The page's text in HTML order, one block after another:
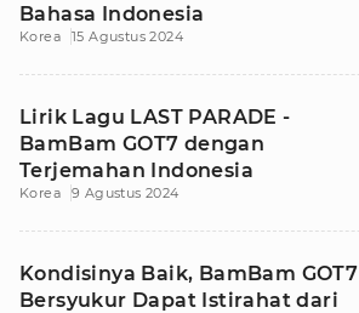
Bahasa Indonesia
Korea 15 Agustus 2024
Lirik Lagu LAST PARADE -
BamBam GOT7 dengan
Terjemahan Indonesia
Korea 9 Agustus 2024
Kondisinya Baik, BamBam GOT7
Bersyukur Dapat Istirahat dari